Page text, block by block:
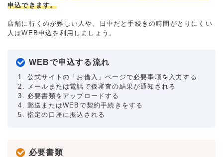
申込できます。
店舗に行くのが難しい人や、日中だと手続きの時間がとりにくい
人はWEB申込を利用しましょう。
WEBで申込する流れ
公式サイトの「お借入」ページで必要事項を入力する
メールまたは電話で仮審査の結果が通知される
必要書類をアップロードする
郵送またはWEBで契約手続きをする
指定の口座に振込される
必要書類